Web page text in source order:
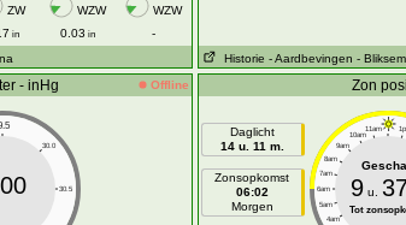
ZW WZW
WZW
in 0.03 in
-
Historie - Aardbevingen - Bliksem
- inHg Offline
30.0
30.5
Zon
Daglicht
14 u. 11 m.
Zonsopkomst
06:02
Morgen
11am
10am
9am
8am
7am
6am
5am
4am
9 u.
Tot